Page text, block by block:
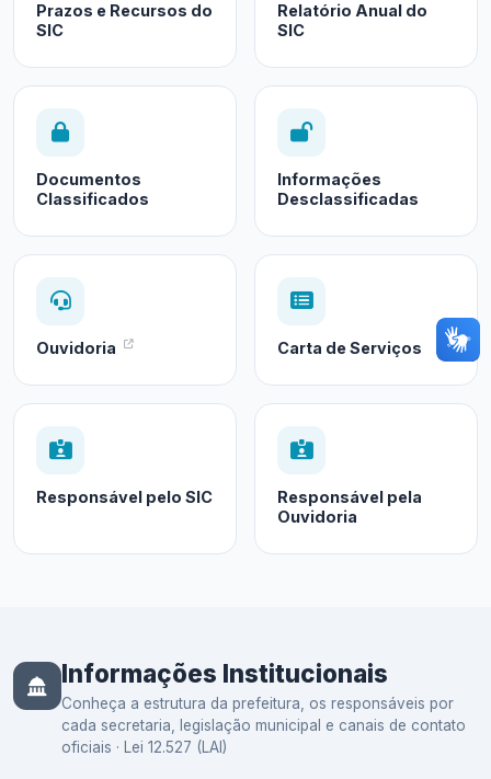
Prazos e Recursos do
SIC
Relatório Anual do
SIC
Documentos
Classificados
Informações
Desclassificadas
Ouvidoria Carta de Serviços
Responsável pelo SIC
Responsável pela
Ouvidoria
Informações Institucionais
Conheça a estrutura da prefeitura, os responsáveis por
cada secretaria, legislação municipal e canais de contato
oficiais · Lei 12.527 (LAI)